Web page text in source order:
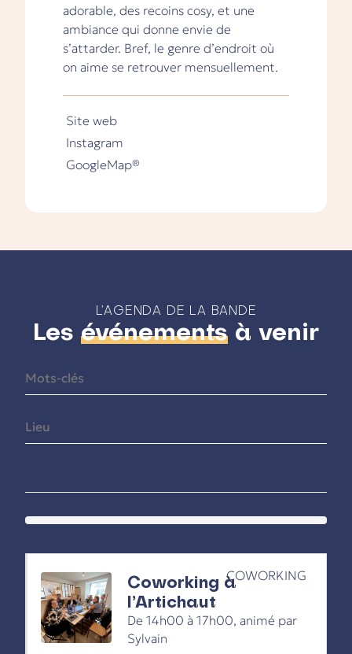
adorable, des recoins cosy, et une
ambiance qui donne envie de
s’attarder. Bref, le genre d’endroit où
on aime se retrouver mensuellement.
Site web
Instagram
GoogleMap®
L’AGENDA DE LA BANDE
Les événements à venir
COWORKING
Coworking à
l’Artichaut
De 14h00 à 17h00, animé par
Sylvain